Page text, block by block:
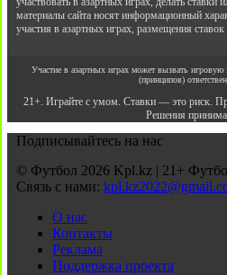
материалы сайта носят информационный
участия в азартных играх, размещения
Участие в азартных играх может вызвать игровую
(принципов)
21+. Играйте с умом. Ставки — это риск.
Решения
Подписывайтесь на нас
© Футбол 2026 Kpl.kz | 21+
Связь с нами:
О нас
Контакты
Реклама
Поддержка проекта